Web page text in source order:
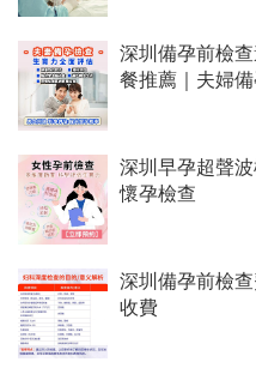
深圳備孕前檢
餐推薦｜夫婦
深圳早孕超聲
懷孕檢查
深圳備孕前檢
收費